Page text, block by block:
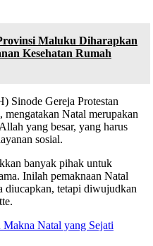
Maluku Diharapkan
Kesehatan Rumah
Sinode Gereja Protestan
Natal merupakan
yang besar, yang harus
sosial.
banyak pihak untuk
Inilah pemaknaan Natal
diucapkan, tetapi diwujudkan
Natal yang Sejati